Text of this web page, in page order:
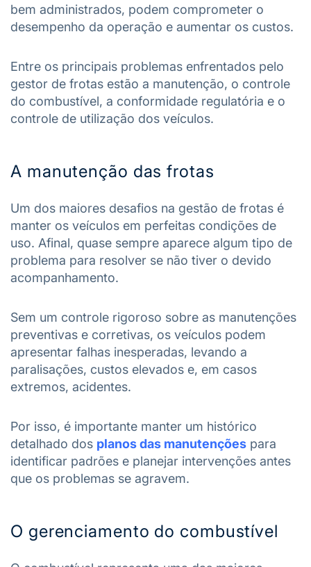
bem administrados, podem comprometer o
desempenho da operação e aumentar os custos.
Entre os principais problemas enfrentados pelo
gestor de frotas estão a manutenção, o controle
do combustível, a conformidade regulatória e o
controle de utilização dos veículos.
A manutenção das frotas
Um dos maiores desafios na gestão de frotas é
manter os veículos em perfeitas condições de
uso. Afinal, quase sempre aparece algum tipo de
problema para resolver se não tiver o devido
acompanhamento.
Sem um controle rigoroso sobre as manutenções
preventivas e corretivas, os veículos podem
apresentar falhas inesperadas, levando a
paralisações, custos elevados e, em casos
extremos, acidentes.
Por isso, é importante manter um histórico
detalhado dos planos das manutenções para
identificar padrões e planejar intervenções antes
que os problemas se agravem.
O gerenciamento do combustível